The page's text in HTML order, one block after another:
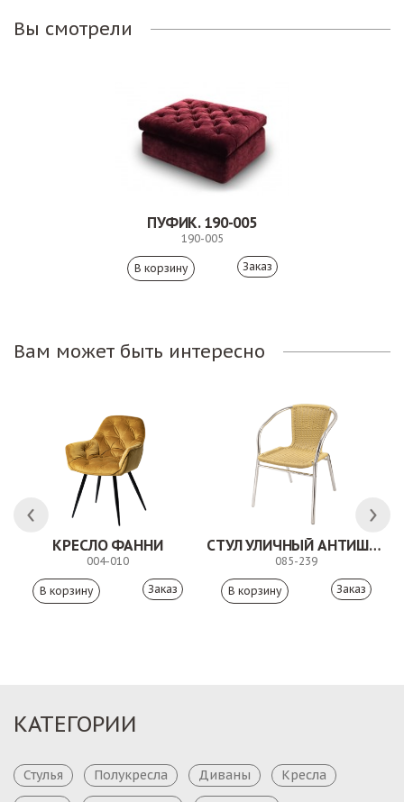
Вы смотрели
ПУФИК. 190-005
190-005
Заказ
Вам может быть интересно
КРЕСЛО ФАННИ
004-010
Заказ
СТУЛ УЛИЧНЫЙ АНТИШОН
085-239
Заказ
КАТЕГОРИИ
Стулья Полукресла Диваны
Кресла